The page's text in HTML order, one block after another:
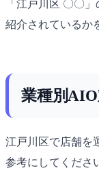
「江戸川区 〇〇
紹介されているか
業種別
江戸川区で店舗を
参考にしてくださ